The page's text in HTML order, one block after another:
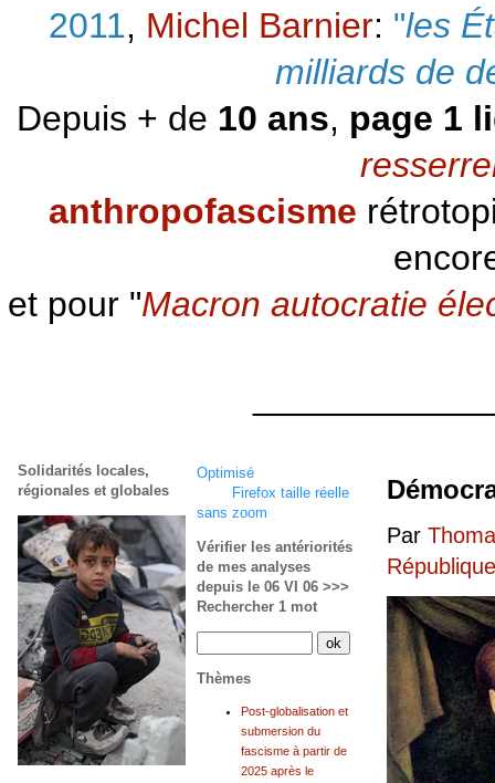
2011, Michel Barnier: "les
milliards de
Depuis + de 10 ans, page 1
anthropofascisme
et pour "Macron autocratie
Par
République
Optimisé
Firefox taille réelle
sans zoom
Vérifier les antériorités
de mes analyses
depuis le 06 VI 06 >>>
Rechercher 1 mot
Thèmes
Post-globalisation et
submersion du
fascisme à partir de
2025 après le
Solidarités locales,
régionales et globales